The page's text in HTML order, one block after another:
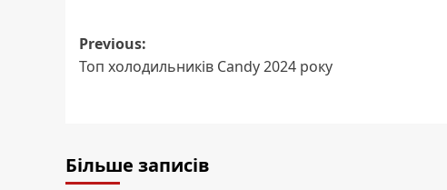
Post
navigation
Previous:
Топ холодильників Candy 2024 року
Більше записів